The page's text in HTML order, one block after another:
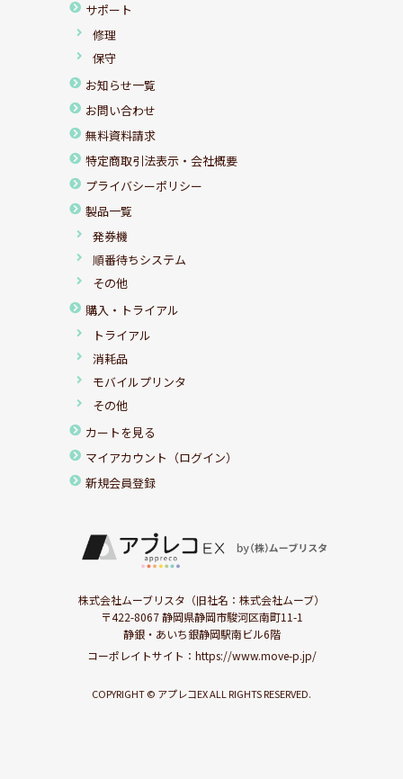
サポート
修理
保守
お知らせ一覧
お問い合わせ
無料資料請求
特定商取引法表示・会社概要
プライバシーポリシー
製品一覧
発券機
順番待ちシステム
その他
購入・トライアル
トライアル
消耗品
モバイルプリンタ
その他
カートを見る
マイアカウント（ログイン）
新規会員登録
株式会社ムーブリスタ（旧社名：株式会社ムーブ）
〒422-8067 静岡県静岡市駿河区南町11-1
静銀・あいち銀静岡駅南ビル6階
コーポレイトサイト： https://www.move-p.jp/
COPYRIGHT © アプレコEX ALL RIGHTS RESERVED.